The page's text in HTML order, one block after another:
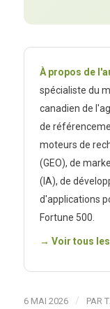
À propos de
spécialiste du
canadien de
de
moteurs de
(GEO), de
(IA), de
d'applications
Fortune 500.
→ Voir tous
6 MAI 2026 / PAR